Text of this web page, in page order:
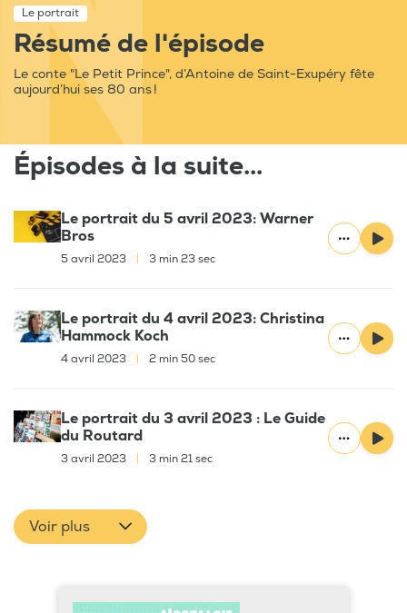
Le portrait
Résumé de l'épisode
Le conte "Le Petit Prince", d’Antoine de Saint-Exupéry fête
aujourd’hui ses 80 ans !
Épisodes à la suite...
Le portrait du 5 avril 2023: Warner
Bros
5 avril 2023 3 min 23 sec
Le portrait du 4 avril 2023: Christina
Hammock Koch
4 avril 2023 2 min 50 sec
Le portrait du 3 avril 2023 : Le Guide
du Routard
3 avril 2023 3 min 21 sec
Voir plus